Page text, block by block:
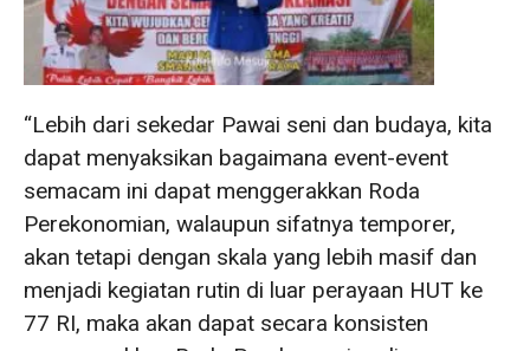
“Lebih dari sekedar Pawai seni dan budaya, kita
dapat menyaksikan bagaimana event-event
semacam ini dapat menggerakkan Roda
Perekonomian, walaupun sifatnya temporer,
akan tetapi dengan skala yang lebih masif dan
menjadi kegiatan rutin di luar perayaan HUT ke
77 RI, maka akan dapat secara konsisten